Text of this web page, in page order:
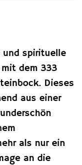
und spirituelle
dem 333
Dieses
aus einer
als nur ein
an die